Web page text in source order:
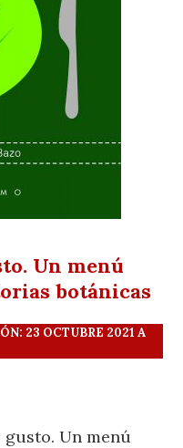
Un menú
botánicas
23 OCTUBRE 2021 A
gusto. Un menú